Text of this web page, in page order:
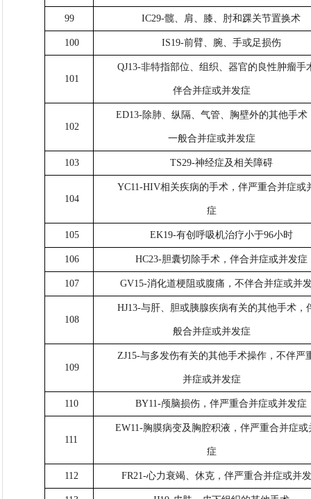
99 IC29-髋、肩、膝、肘和踝关节置换术
100 IS19-前臂、腕、手或足损伤
101
QJ13-非特指部位、组织、器官的良性肿瘤手
伴合并症或并发症
102
ED13-除肺、纵隔、气管、胸壁外的其他手术
一般合并症或并发症
103 TS29-神经症及相关障碍
104
YC11-HIV相关疾病的手术，伴严重合并症或
症
105 EK19-有创呼吸机治疗小于96小时
106 HC23-胆囊切除手术，伴合并症或并发症
107 GV15-消化道梗阻或腹痛，不伴合并症或并
108
HJ13-与肝、胆或胰腺疾病有关的其他手术，
般合并症或并发症
109
ZJ15-与多发伤有关的其他手术操作，不伴严
并症或并发症
110 BY11-颅脑损伤，伴严重合并症或并发症
111
EW11-胸膜病变及胸腔积液，伴严重合并症或
症
112 FR21-心力衰竭、休克，伴严重合并症或并